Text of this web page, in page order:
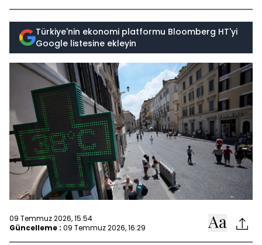
Türkiye'nin ekonomi platformu Bloomberg HT'yi
Google listesine ekleyin
09 Temmuz 2026, 15:54
Güncelleme : 09 Temmuz 2026, 16:29